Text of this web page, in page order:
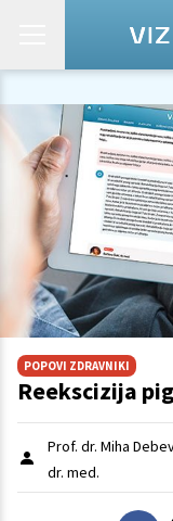
POPOVI ZDRAVNIKI
Reekscizija
Prof. dr. Miha
dr. med.